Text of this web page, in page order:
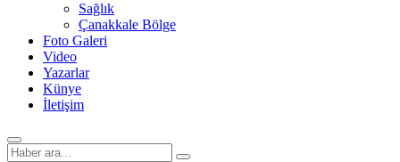
Sağlık
Çanakkale Bölge
Foto Galeri
Video
Yazarlar
Künye
İletişim